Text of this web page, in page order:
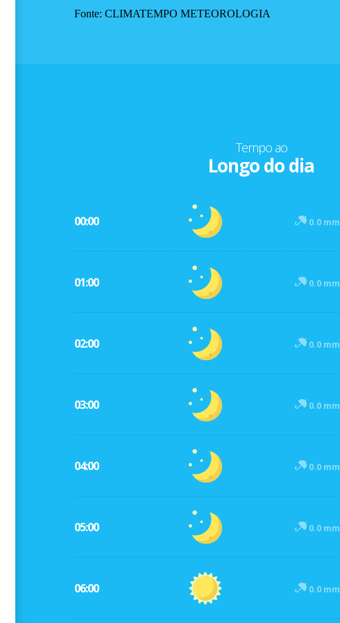
Fonte: CLIMATEMPO METEOROLOGIA
Tempo ao
Longo do dia
00:00 0.0 mm
01:00 0.0 mm
02:00 0.0 mm
03:00 0.0 mm
04:00 0.0 mm
05:00 0.0 mm
06:00 0.0 mm